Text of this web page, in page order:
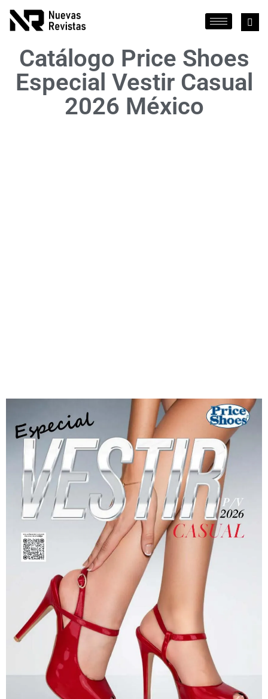
Catálogo Price Shoes
Especial Vestir Casual
2026 México